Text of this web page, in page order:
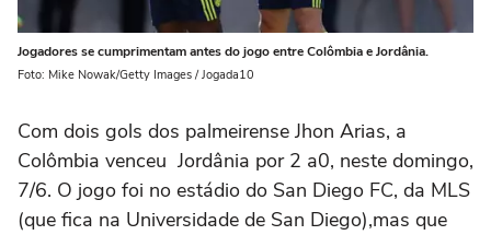
Jogadores se cumprimentam antes do jogo entre Colômbia e Jordânia.
Foto: Mike Nowak/Getty Images / Jogada10
Com dois gols dos palmeirense Jhon Arias, a
Colômbia venceu Jordânia por 2 a0, neste domingo,
7/6. O jogo foi no estádio do San Diego FC, da MLS
(que fica na Universidade de San Diego),mas que